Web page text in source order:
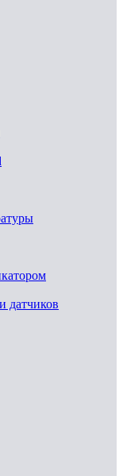
датчиков